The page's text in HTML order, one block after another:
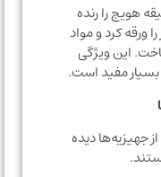
را رنده
کرد و مواد
ویژگی
مفید است.
دیده